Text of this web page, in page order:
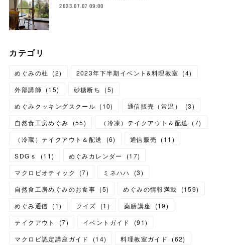
2023.07.07 09:00
カテゴリ
めぐみの杜 (2) 2023年下半期イベント&料理教室 (4)
外部講師 (15) 砂糖断ち (5)
めぐみクッキングスクール (10) 通信販売（常温） (3)
自然食工房めぐみ
(55) （冷凍）テイクアウト＆配送 (7)
（冷蔵）テイクアウト＆配送
(6) 通信販売 (11 )
SDGｓ
(11) めぐみカレンダー (17)
マクロビオティック
(7) ミネハハ (3)
自然食工房めぐみのお食事 (5) めぐみの情報満載 (159)
めぐみ通信
(1) クイズ (1 ) 薬膳講座 (19)
テイクアウト
(7) イベントガイド (91)
マクロビ認定講座ガイド
(14) 料理教室ガイド (62)